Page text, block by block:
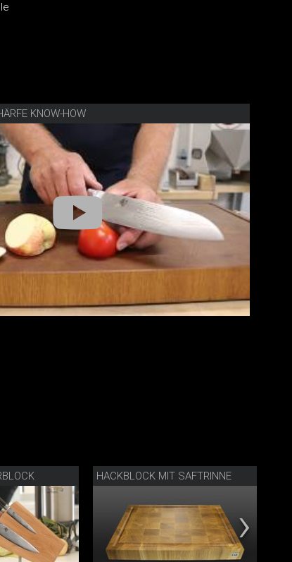
KNOW-HOW
HACKBLOCK MIT SAFTRINNE